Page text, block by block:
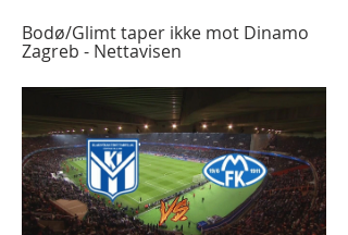
Bodø/Glimt taper ikke mot Dinamo
Zagreb - Nettavisen